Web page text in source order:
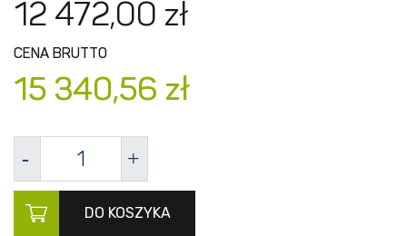
12 472,00 zł
CENA BRUTTO
15 340,56 zł
DO KOSZYKA